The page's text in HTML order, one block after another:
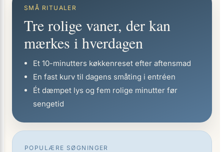
SMÅ RITUALER
Tre rolige vaner, der kan
mærkes i hverdagen
Et 10-minutters køkkenreset efter aftensmad
En fast kurv til dagens småting i entréen
Ét dæmpet lys og fem rolige minutter før
sengetid
POPULÆRE SØGNINGER